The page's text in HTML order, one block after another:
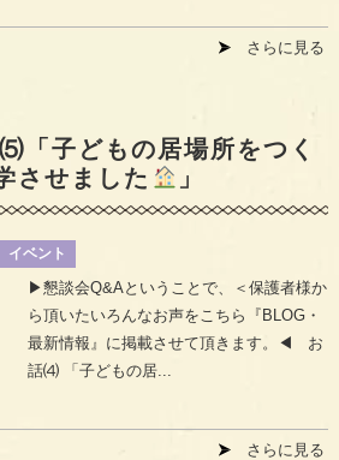
さらに見る
「子どもの居場所をつく
させました
」
イベント
▶︎懇談会Q&Aということで、＜保護者様か
ら頂いたいろんなお声をこちら『BLOG・
最新情報』に掲載させて頂きます。◀︎ お
話⑷ 「子どもの居...
さらに見る